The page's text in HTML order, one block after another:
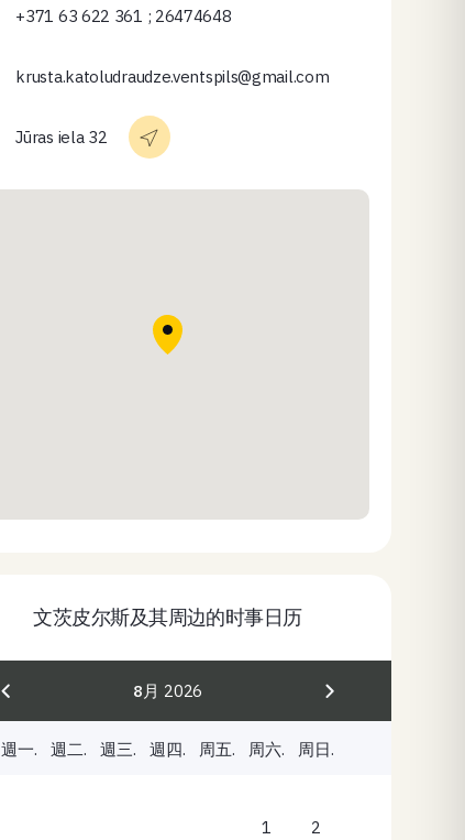
+371 63 622 361 ; 26474648
krusta.katoludraudze.ventspils@gmail.com
Jūras iela 32
文茨皮尔斯及其周边的时事日历
8月 2026
週一. 週二. 週三. 週四. 周五. 周六. 周日.
1 2